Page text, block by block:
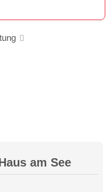
am See